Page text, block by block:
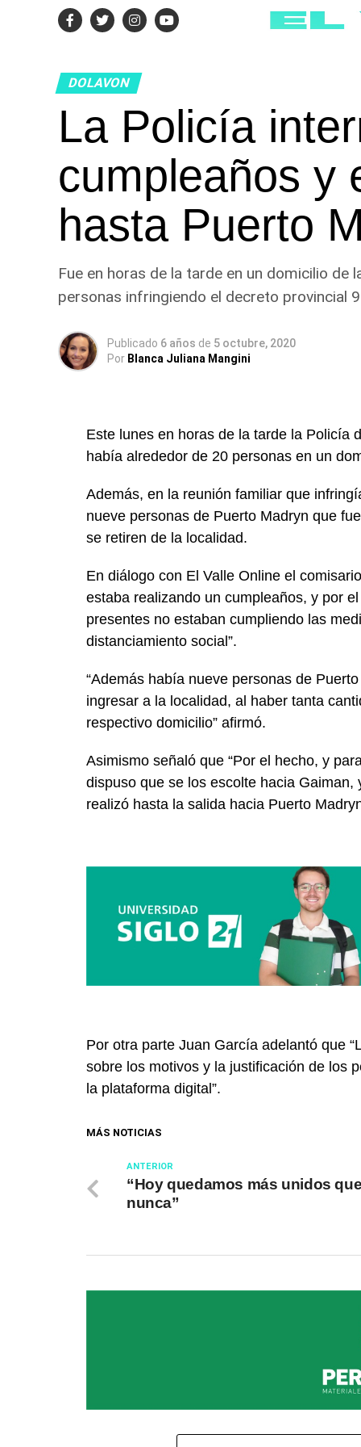
DOLAVON
La Policía
cumpleaños y
hasta Puerto
Fue en horas de la tarde en un domicilio de
personas infringiendo el decreto provincial
Publicado 6 años de 5 octubre, 2020
Por Blanca Juliana Mangini
Este lunes en horas de la tarde la Policía
había alrededor de 20 personas en un
Además, en la reunión familiar que
nueve personas de Puerto Madryn que
se retiren de la localidad.
En diálogo con El Valle Online el
estaba realizando un cumpleaños, y por
presentes no estaban cumpliendo las
distanciamiento social”.
“Además había nueve personas de
ingresar a la localidad, al haber tanta
respectivo domicilio” afirmó.
Asimismo señaló que “Por el hecho, y
dispuso que se los escolte hacia
realizó hasta la salida hacia Puerto
Por otra parte Juan García adelantó que
sobre los motivos y la justificación de los
la plataforma digital”.
MÁS NOTICIAS
ANTERIOR
“Hoy quedamos más unidos
nunca”